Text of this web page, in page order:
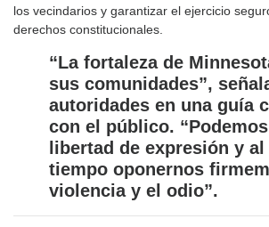
los vecindarios y garantizar el ejercicio
derechos constitucionales.
“La fortaleza de
sus comunidades”,
autoridades en una guía
con el público.
libertad de expresión y
tiempo oponernos
violencia y el odio”.